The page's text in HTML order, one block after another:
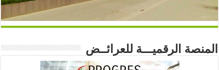
المنصة الرقميـــة للعرائــض